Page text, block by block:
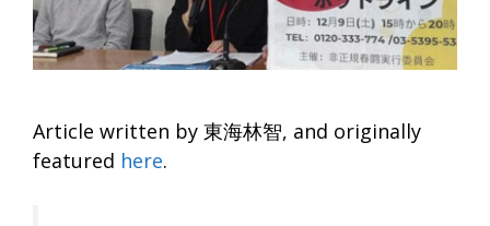
Article written by 東海林智, and originally
featured here.